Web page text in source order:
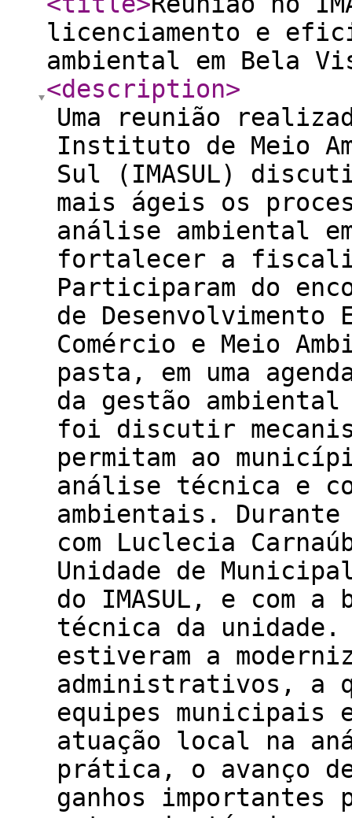
licenciamento e
ambiental em Bela
<description>
Uma reunião
Instituto de Meio
Sul (IMASUL)
mais ágeis os
análise ambiental
fortalecer a
Participaram do
de
Comércio e Meio
pasta, em uma
da gestão
foi discutir
permitam ao
análise técnica e
ambientais.
com Luclecia
Unidade de
do IMASUL, e com
técnica da unidade.
estiveram a
administrativos, a
equipes municipais
atuação local na
prática, o avanço
ganhos importantes